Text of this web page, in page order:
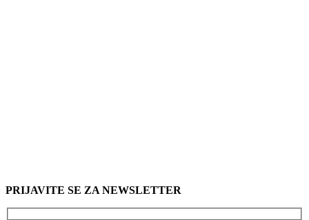
PRIJAVITE SE ZA NEWSLETTER